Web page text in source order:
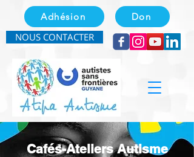
Adhésion Don
NOUS CONTACTER
Cafés-Ateliers Autisme